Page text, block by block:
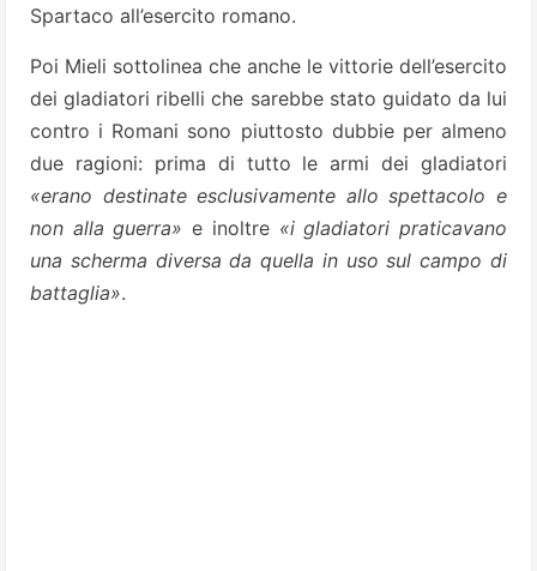
Spartaco all’esercito romano.
Poi Mieli sottolinea che anche le vittorie dell’esercito
dei gladiatori ribelli che sarebbe stato guidato da lui
contro i Romani sono piuttosto dubbie per almeno
due ragioni: prima di tutto le armi dei gladiatori
«erano destinate esclusivamente allo spettacolo e
non alla guerra» e inoltre «i gladiatori praticavano
una scherma diversa da quella in uso sul campo di
battaglia».